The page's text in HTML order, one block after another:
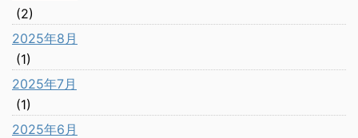
(2)
2025年8月
(1)
2025年7月
(1)
2025年6月